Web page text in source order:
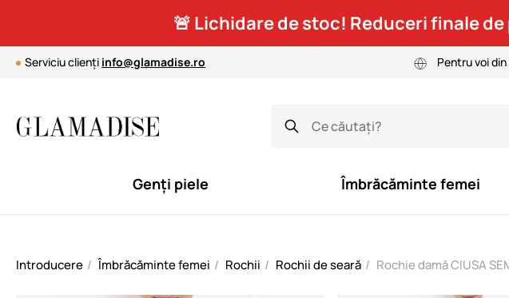
🚨 Lichidare de stoc! Reduceri finale de
Serviciu clienți info@glamadise.ro Pentru voi din
Genți piele Îmbrăcăminte femei
Introducere Îmbrăcăminte femei Rochii Rochii de seară Rochie damă CIUSA